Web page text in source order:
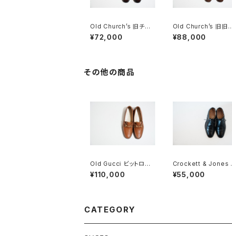
Old Church’s 旧チャ
ーチ 四都市 BELMON
Tパンチドキャップトウ
¥72,000
Old Church’s 旧旧
ャーチ 二都市 Buck 8
5D
¥88,000
その他の商品
Old Gucci ビットロー
ファー 41 E Brown De
adstock
¥110,000
Crockett & Jones
ロケット&ジョーンズ C
anterbury 5E
¥55,000
CATEGORY